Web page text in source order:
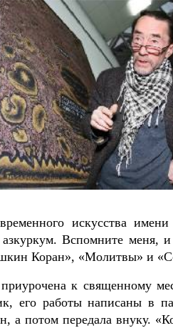
искусства
Вспомните меня,
Коран», «Молитвы» и
к священному
его работы написаны в
а потом передала внуку.